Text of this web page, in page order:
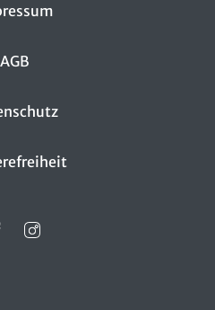
AGB